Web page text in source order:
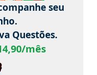
seu
Questões.
mês